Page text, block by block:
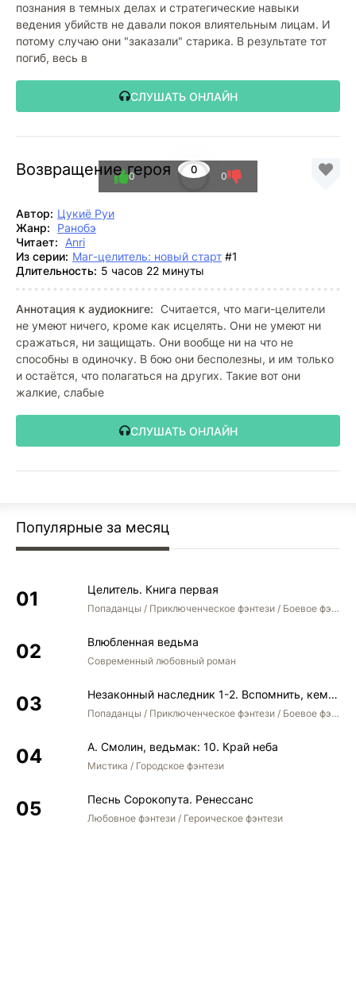
познания в темных делах и стратегические навыки
ведения убийств не давали покоя влиятельным лицам. И
потому случаю они "заказали" старика. В результате тот
погиб, весь в
СЛУШАТЬ ОНЛАЙН
Возвращение героя 0
0 0
Автор: Цукиё Руи
Жанр:
Ранобэ
Читает:
Anri
Из серии: Маг-целитель: новый старт #1
Длительность: 5 часов 22 минуты
Аннотация к аудиокниге: Считается, что маги-целители
не умеют ничего, кроме как исцелять. Они не умеют ни
сражаться, ни защищать. Они вообще ни на что не
способны в одиночку. В бою они бесполезны, и им только
и остаётся, что полагаться на других. Такие вот они
жалкие, слабые
СЛУШАТЬ ОНЛАЙН
Популярные за месяц
Целитель. Книга первая
Попаданцы / Приключенческое фэнтези / Боевое фэнтези
Влюбленная ведьма
Современный любовный роман
Незаконный наследник 1-2. Вспомнить, кем был. Стать собой. Остаться собой
Попаданцы / Приключенческое фэнтези / Боевое фэнтези / Юмористическое фэнтези
А. Смолин, ведьмак: 10. Край неба
Мистика / Городское фэнтези
Песнь Сорокопута. Ренессанс
Любовное фэнтези / Героическое фэнтези